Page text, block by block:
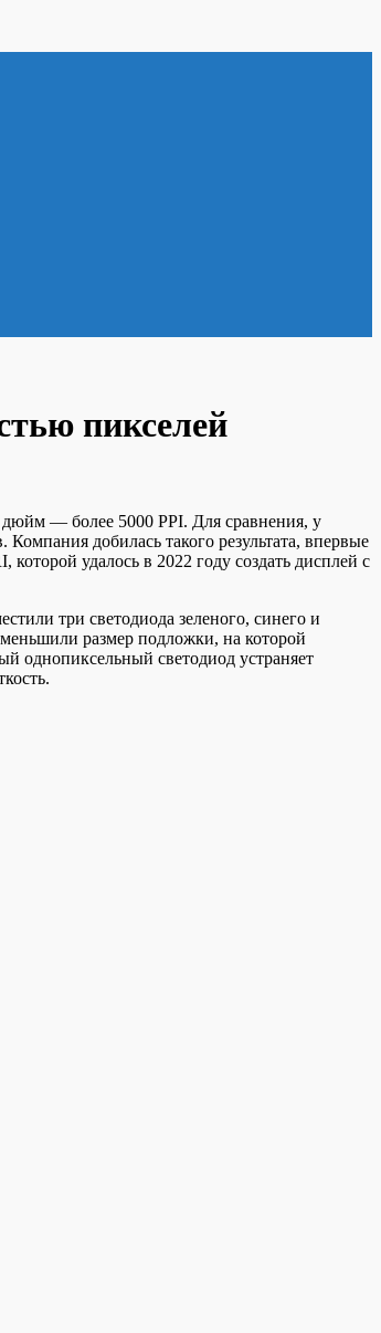
пикселей
дюйм — более 5000 PPI. Для сравнения, у
добилась такого результата, впервые
удалось в 2022 году создать дисплей с
три светодиода зеленого, синего и
размер подложки, на которой
однопиксельный светодиод устраняет